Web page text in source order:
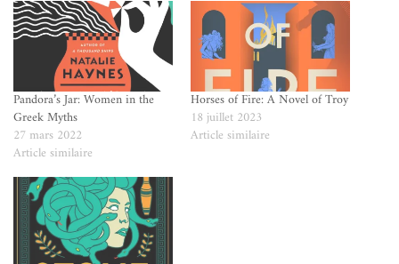
Pandora’s Jar: Women in the
Greek Myths
27 mars 2022
Article similaire
Horses of Fire: A Novel of Troy
18 juillet 2023
Article similaire